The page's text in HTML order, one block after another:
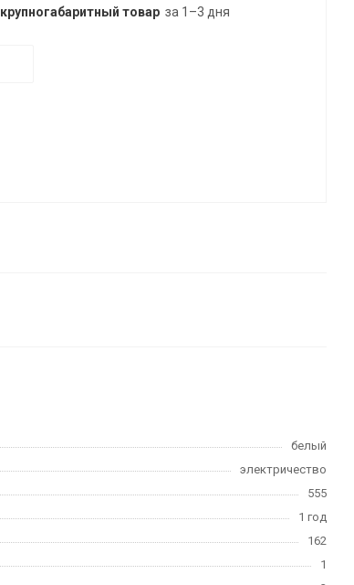
крупногабаритный товар за 1–3 дня
белый
электричество
555
1 год
162
1